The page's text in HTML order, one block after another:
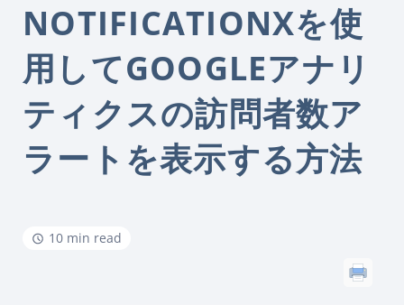
NOTIFICATIONXを使
用してGOOGLEアナリ
ティクスの訪問者数ア
ラートを表示する方法
10 min read